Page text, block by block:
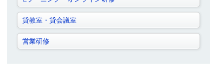
貸教室・貸会議室
営業研修